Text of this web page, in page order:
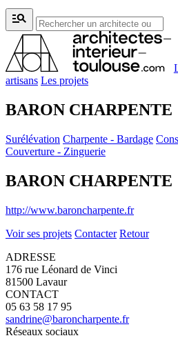
manage_search
artisans Les projets
BARON CHARPENTE
Surélévation Charpente - Bardage
Couverture - Zinguerie
BARON CHARPENTE
http://www.baroncharpente.fr
Voir ses projets Contacter Retour
ADRESSE
176 rue Léonard de Vinci
81500 Lavaur
CONTACT
05 63 58 17 95
sandrine@baroncharpente.fr
Réseaux sociaux